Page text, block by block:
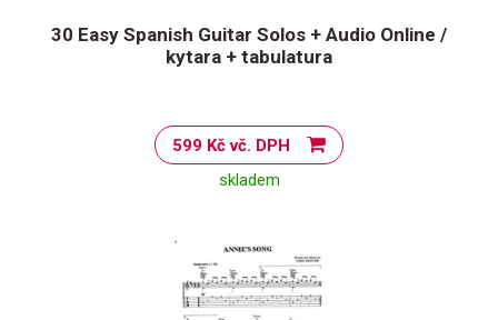
30 Easy Spanish Guitar Solos + Audio Online /
kytara + tabulatura
599 Kč vč. DPH
skladem